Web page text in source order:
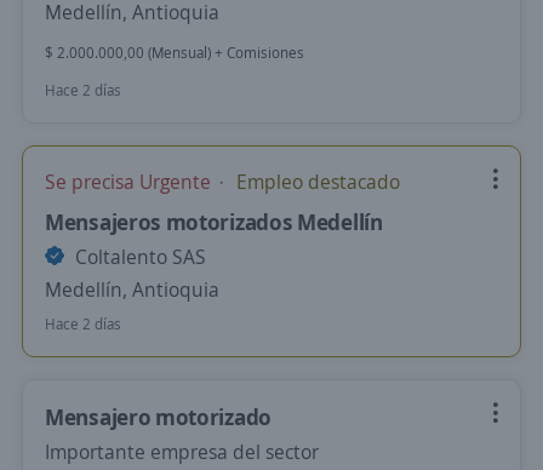
Medellín, Antioquia
$ 2.000.000,00 (Mensual) + Comisiones
Hace 2 días
Se precisa Urgente Empleo destacado
Mensajeros motorizados Medellín
Coltalento SAS
Medellín, Antioquia
Hace 2 días
Mensajero motorizado
Importante empresa del sector